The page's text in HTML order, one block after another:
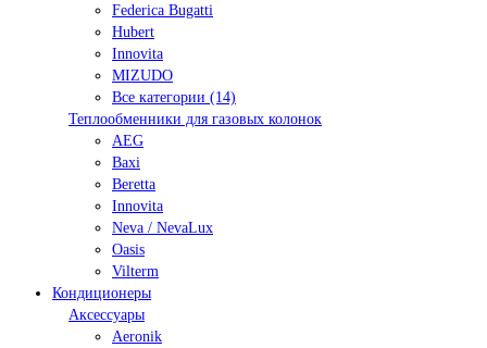
Federica Bugatti
Hubert
Innovita
MIZUDO
Все категории (14)
Теплообменники для газовых колонок
AEG
Baxi
Beretta
Innovita
Neva / NevaLux
Oasis
Vilterm
Кондиционеры
Аксессуары
Aeronik